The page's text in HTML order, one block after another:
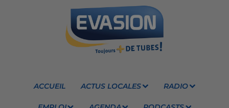
ACCUEIL ACTUS LOCALES RADIO